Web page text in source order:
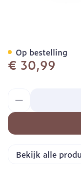
€ 30,99
Op bestelling
Bekijk alle